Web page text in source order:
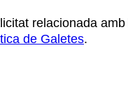
relacionada
de Galetes.